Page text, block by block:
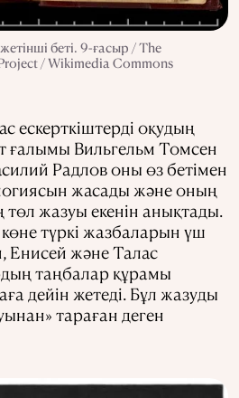
беті. 9-ғасыр / The
/ Wikimedia Commons
ескерткіштерді оқудың
ғалымы Вильгельм Томсен
Радлов оны өз бетімен
жасады және оның
төл жазуы екенін анықтады.
түркі жазбаларын үш
Енисей және Талас
таңбалар құрамы
дейін жетеді. Бұл жазуды
тараған деген